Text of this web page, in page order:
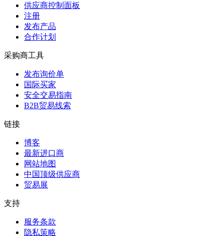
供应商控制面板
注册
发布产品
合作计划
采购商工具
发布询价单
国际买家
安全交易指南
B2B贸易线索
链接
博客
最新进口商
网站地图
中国顶级供应商
贸易展
支持
服务条款
隐私策略